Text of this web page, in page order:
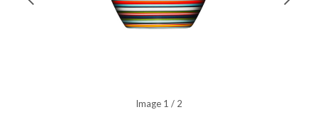
Image 1 / 2